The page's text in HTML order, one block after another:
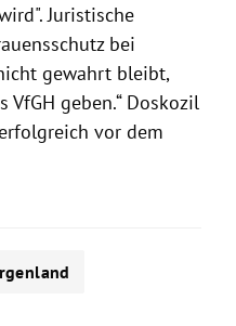
Juristische
bei
gewahrt bleibt,
geben.“ Doskozil
vor dem